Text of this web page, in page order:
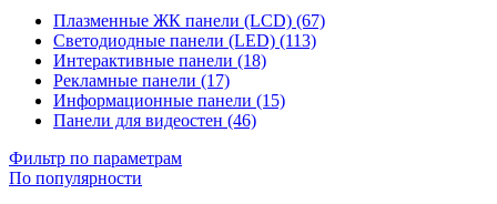
Плазменные ЖК панели (LCD) (67)
Светодиодные панели (LED) (113)
Интерактивные панели (18)
Рекламные панели (17)
Информационные панели (15)
Панели для видеостен (46)
Фильтр по параметрам
По популярности